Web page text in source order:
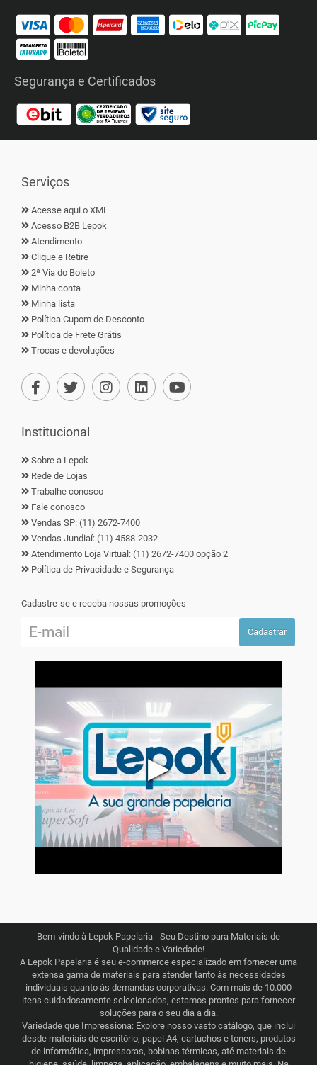
Segurança e Certificados
Serviços
Acesse aqui o XML
Acesso B2B Lepok
Atendimento
Clique e Retire
2ª Via do Boleto
Minha conta
Minha lista
Política Cupom de Desconto
Política de Frete Grátis
Trocas e devoluções
Institucional
Sobre a Lepok
Rede de Lojas
Trabalhe conosco
Fale conosco
Vendas SP: (11) 2672-7400
Vendas Jundiaí: (11) 4588-2032
Atendimento Loja Virtual: (11) 2672-7400 opção 2
Política de Privacidade e Segurança
Cadastre-se e receba nossas promoções
Cadastrar
▶
Bem-vindo à Lepok Papelaria - Seu Destino para Materiais de
Qualidade e Variedade!
A Lepok Papelaria é seu e-commerce especializado em fornecer uma
extensa gama de materiais para atender tanto às necessidades
individuais quanto às demandas corporativas. Com mais de 10.000
itens cuidadosamente selecionados, estamos prontos para fornecer
soluções para o seu dia a dia.
Variedade que Impressiona: Explore nosso vasto catálogo, que inclui
desde materiais de escritório, papel A4, cartuchos e toners, produtos
de informática, impressoras, bobinas térmicas, até materiais de